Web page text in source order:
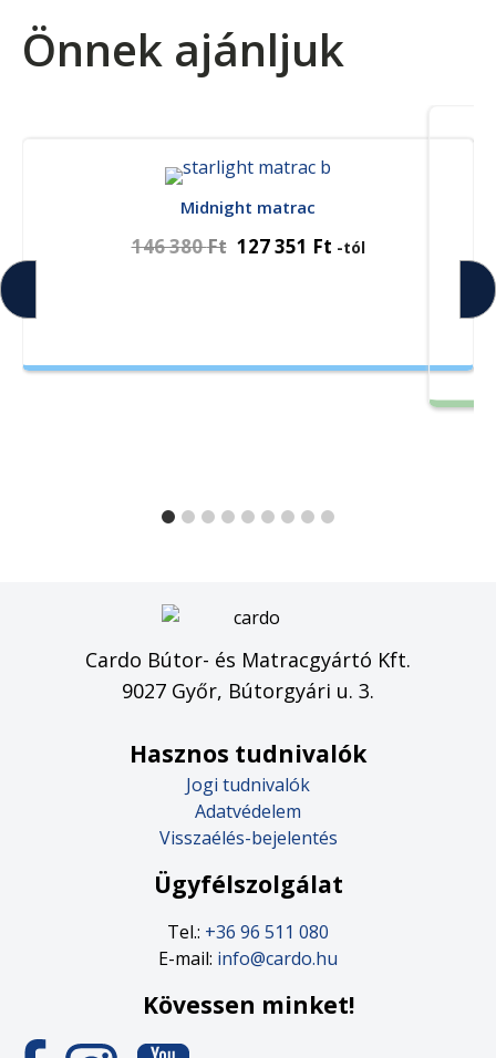
Önnek ajánljuk
Midnight matrac
146 380Ft 127 351 Ft -tól
Cardo Bútor- és Matracgyártó Kft.
9027 Győr, Bútorgyári u. 3.
Hasznos tudnivalók
Jogi tudnivalók
Adatvédelem
Visszaélés-bejelentés
Ügyfélszolgálat
Tel.: +36 96 511 080
E-mail: info@cardo.hu
Kövessen minket!